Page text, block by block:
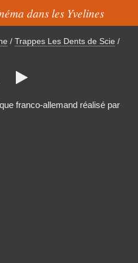
dans les Yvelines
/ Trappes Les Dents de Scie /

franco-allemand réalisé par